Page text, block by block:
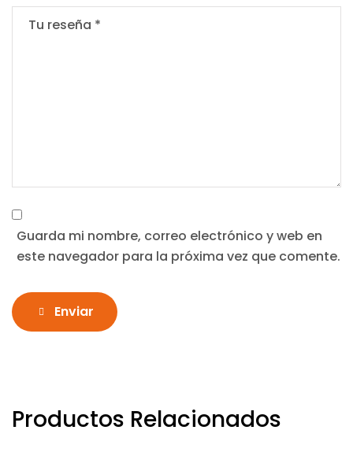
Guarda mi nombre, correo electrónico y web en
este navegador para la próxima vez que comente.
Enviar
Productos Relacionados